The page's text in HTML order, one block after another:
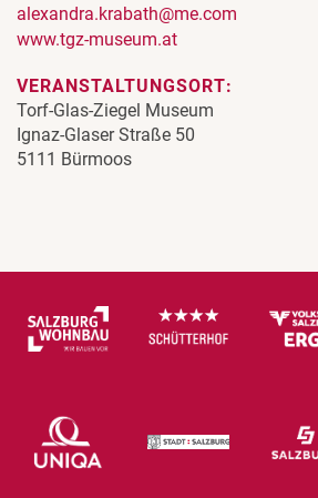
alexandra.krabath@me.com
www.tgz-museum.at
VERANSTALTUNGSORT:
Torf-Glas-Ziegel Museum
Ignaz-Glaser Straße 50
5111 Bürmoos